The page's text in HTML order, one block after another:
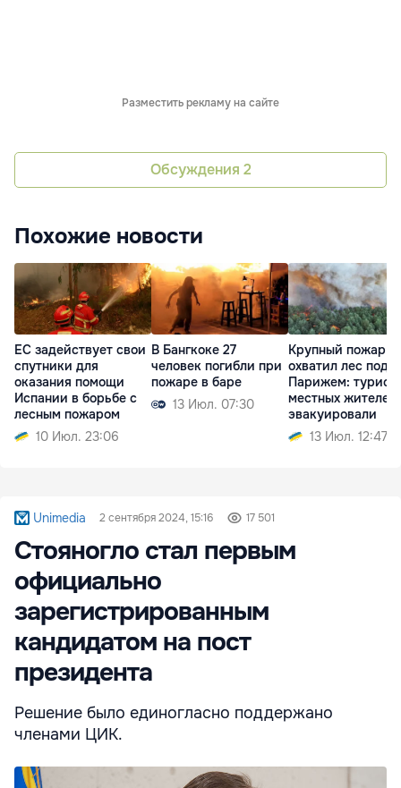
Разместить рекламу на сайте
Обсуждения 2
Похожие новости
ЕС задействует свои
спутники для
оказания помощи
Испании в борьбе с
лесным пожаром
10 Июл. 23:06
В Бангкоке 27
человек погибли при
пожаре в баре
13 Июл. 07:30
Крупный пожар
охватил лес под
Парижем:
местных жителей
эвакуировали
13 Июл. 12:47
Unimedia 2 сентября 2024, 15:16 17 501
Стояногло стал первым
официально
зарегистрированным
кандидатом на пост
президента
Решение было единогласно поддержано
членами ЦИК.